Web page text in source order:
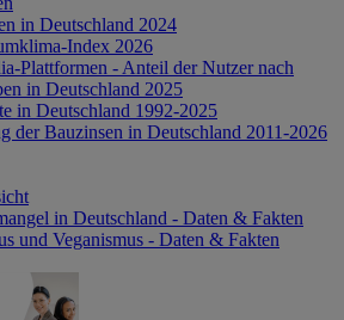
in Deutschland 2024
Index 2026
Plattformen - Anteil der Nutzer nach
in Deutschland 2025
in Deutschland 1992-2025
der Bauzinsen in Deutschland 2011-2026
in Deutschland - Daten & Fakten
und Veganismus - Daten & Fakten